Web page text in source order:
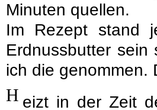
Minuten quellen.
Im Rezept stand
Erdnussbutter
ich die genommen.
H eizt in der Zeit